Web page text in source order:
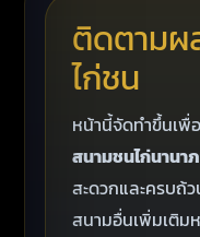
ติดตามผ
ไก่ชน
หน้านี้จัดทำขึ้นเพื่
สนามชนไก่นานา
สะดวกและครบถ้
สนามอื่นเพิ่มเติม